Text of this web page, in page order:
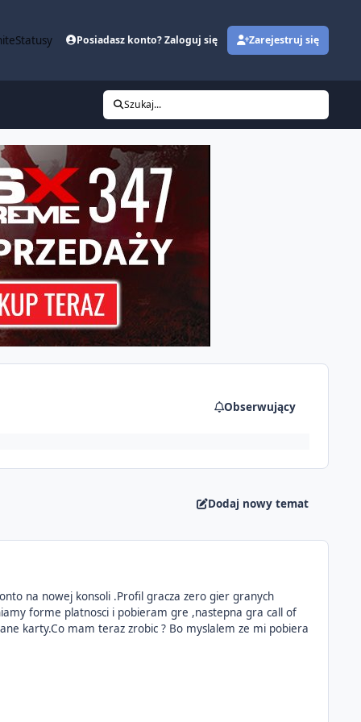
Statusy Posiadasz konto? Zaloguj się Zarejestruj się
Szukaj...
Obserwujący
Dodaj nowy temat
na nowej konsoli .Profil gracza zero gier granych
forme platnosci i pobieram gre ,nastepna gra call of
karty.Co mam teraz zrobic ? Bo myslalem ze mi pobiera